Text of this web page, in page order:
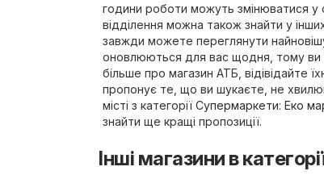
години роботи можуть змінюватися у
відділення можна також знайти у
завжди можете переглянути
оновлюються для вас щодня, тому ви
більше про магазин АТБ, відівідайте
пропонує те, що ви шукаєте, не
місті з категорії Супермаркети: Еко
знайти ще кращі пропозиції.
Інші магазини в